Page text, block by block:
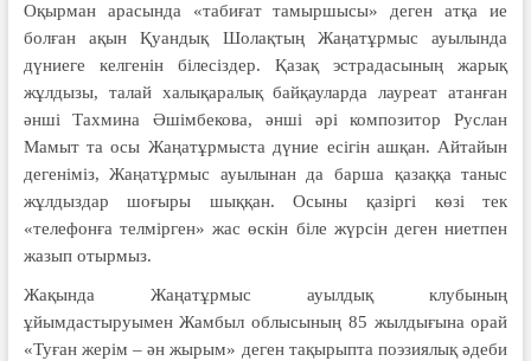
Оқырман арасында «табиғат тамыршысы» деген атқа ие
болған ақын Қуандық Шолақтың Жаңатұрмыс ауылында
дүниеге келгенін білесіздер. Қазақ эстрадасының жарық
жұлдызы, талай халықаралық байқауларда лауреат атанған
әнші Тахмина Әшімбекова, әнші әрі композитор Руслан
Мамыт та осы Жаңатұрмыста дүние есігін ашқан. Айтайын
дегеніміз, Жаңатұрмыс ауылынан да барша қазаққа таныс
жұлдыздар шоғыры шыққан. Осыны қазіргі көзі тек
«телефонға телмірген» жас өскін біле жүрсін деген ниетпен
жазып отырмыз.
Жақында Жаңатұрмыс ауылдық клубының
ұйымдастыруымен Жамбыл облысының 85 жылдығына орай
«Туған жерім – ән жырым» деген тақырыпта поэзиялық әдеби